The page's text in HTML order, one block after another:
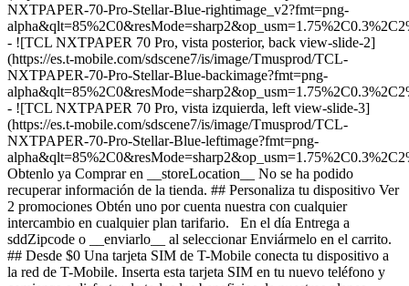
NXTPAPER-70-Pro-Stellar-Blue-rightimage_v2?fmt=png-
- ![TCL NXTPAPER 70 Pro, vista posterior, back view-slide-2]
(https://es.t-mobile.com/sdscene7/is/image/Tmusprod/TCL-
NXTPAPER-70-Pro-Stellar-Blue-backimage?fmt=png-
- ![TCL NXTPAPER 70 Pro, vista izquierda, left view-slide-3]
(https://es.t-mobile.com/sdscene7/is/image/Tmusprod/TCL-
NXTPAPER-70-Pro-Stellar-Blue-leftimage?fmt=png-
Obtenlo ya Comprar en __storeLocation__ No se ha podido
recuperar información de la tienda. ## ​​​​​​​Personaliza tu dispositivo Ver
2 promociones Obtén uno por cuenta nuestra con cualquier
intercambio en cualquier plan tarifario. En el día Entrega a
sddZipcode o __enviarlo__ al seleccionar Enviármelo en el carrito.
## Desde $0 Una tarjeta SIM de T-Mobile conecta tu dispositivo a
la red de T-Mobile. Inserta esta tarjeta SIM en tu nuevo teléfono y